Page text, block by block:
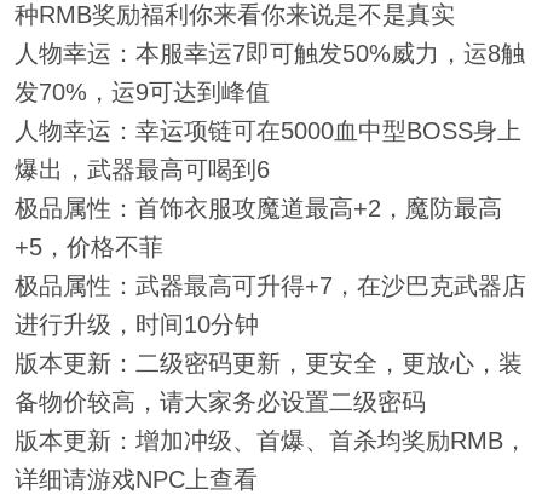
种RMB奖励福利你来看你来说是不是真实
人物幸运：本服幸运7即可触发50%威力，运8触
发70%，运9可达到峰值
人物幸运：幸运项链可在5000血中型BOSS身上
爆出，武器最高可喝到6
极品属性：首饰衣服攻魔道最高+2，魔防最高
+5，价格不菲
极品属性：武器最高可升得+7，在沙巴克武器店
进行升级，时间10分钟
版本更新：二级密码更新，更安全，更放心，装
备物价较高，请大家务必设置二级密码
版本更新：增加冲级、首爆、首杀均奖励RMB，
详细请游戏NPC上查看